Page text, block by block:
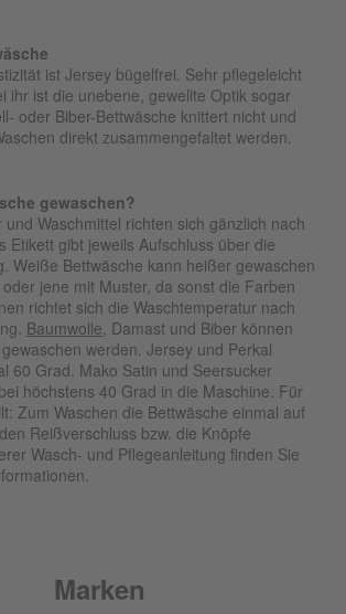
ist Jersey bügelfrei. Sehr pflegeleicht
ihr ist die unebene, gewellte Optik sogar
oder Biber-Bettwäsche knittert nicht und
direkt zusammengefaltet werden.
gewaschen?
Waschmittel richten sich gänzlich nach
Etikett gibt jeweils Aufschluss über die
Weiße Bettwäsche kann heißer gewaschen
jene mit Muster, da sonst die Farben
richtet sich die Waschtemperatur nach
Baumwolle , Damast und Biber können
werden. Jersey und Perkal
60 Grad. Mako Satin und Seersucker
höchstens 40 Grad in die Maschine. Für
Zum Waschen die Bettwäsche einmal auf
Reißverschluss bzw. die Knöpfe
Wasch- und Pflegeanleitung finden Sie
Marken